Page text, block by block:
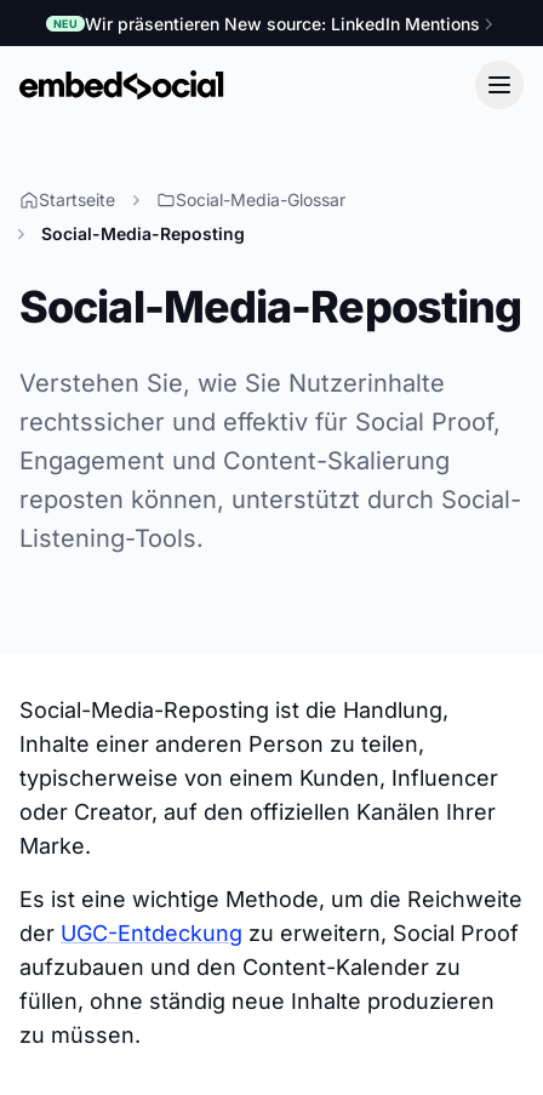
NEU Wir präsentieren New source: LinkedIn Mentions
Startseite
Social-Media-Glossar
Social-Media-Reposting
Social-Media-Reposting
Verstehen Sie, wie Sie Nutzerinhalte
rechtssicher und effektiv für Social Proof,
Engagement und Content-Skalierung
reposten können, unterstützt durch Social-
Listening-Tools.
Social-Media-Reposting ist die Handlung,
Inhalte einer anderen Person zu teilen,
typischerweise von einem Kunden, Influencer
oder Creator, auf den offiziellen Kanälen Ihrer
Marke.
Es ist eine wichtige Methode, um die Reichweite
der UGC-Entdeckung zu erweitern, Social Proof
aufzubauen und den Content-Kalender zu
füllen, ohne ständig neue Inhalte produzieren
zu müssen.